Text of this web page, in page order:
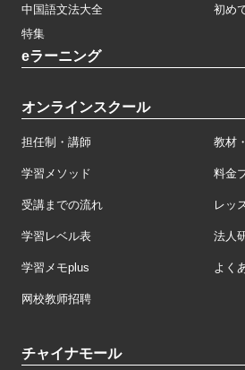
中国語文法大全
初め
特集
eラーニング
オンラインスクール
担任制・講師 教材
学習メソッド 料金
受講までの流れ レッ
学習レベル表 法人
学習メモplus よく
网校教师招聘
チャイナモール